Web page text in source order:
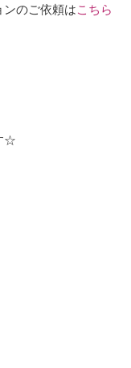
のご依頼はこちら
☆